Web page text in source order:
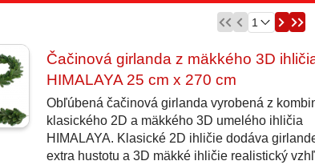
Čačinová girlanda z mäkkého 3D
HIMALAYA 25 cm x 270 cm
Obľúbená čačinová girlanda vyrobená z
klasického 2D a mäkkého 3D umelého ihličia
HIMALAYA. Klasické 2D ihličie dodáva
extra hustotu a 3D mäkké ihličie realistický